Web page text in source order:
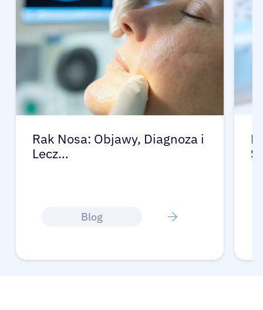
Rak Nosa: Objawy, Diagnoza i
Lecz…
Blog